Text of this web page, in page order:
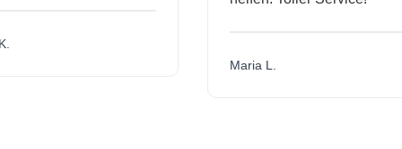
Maria L.